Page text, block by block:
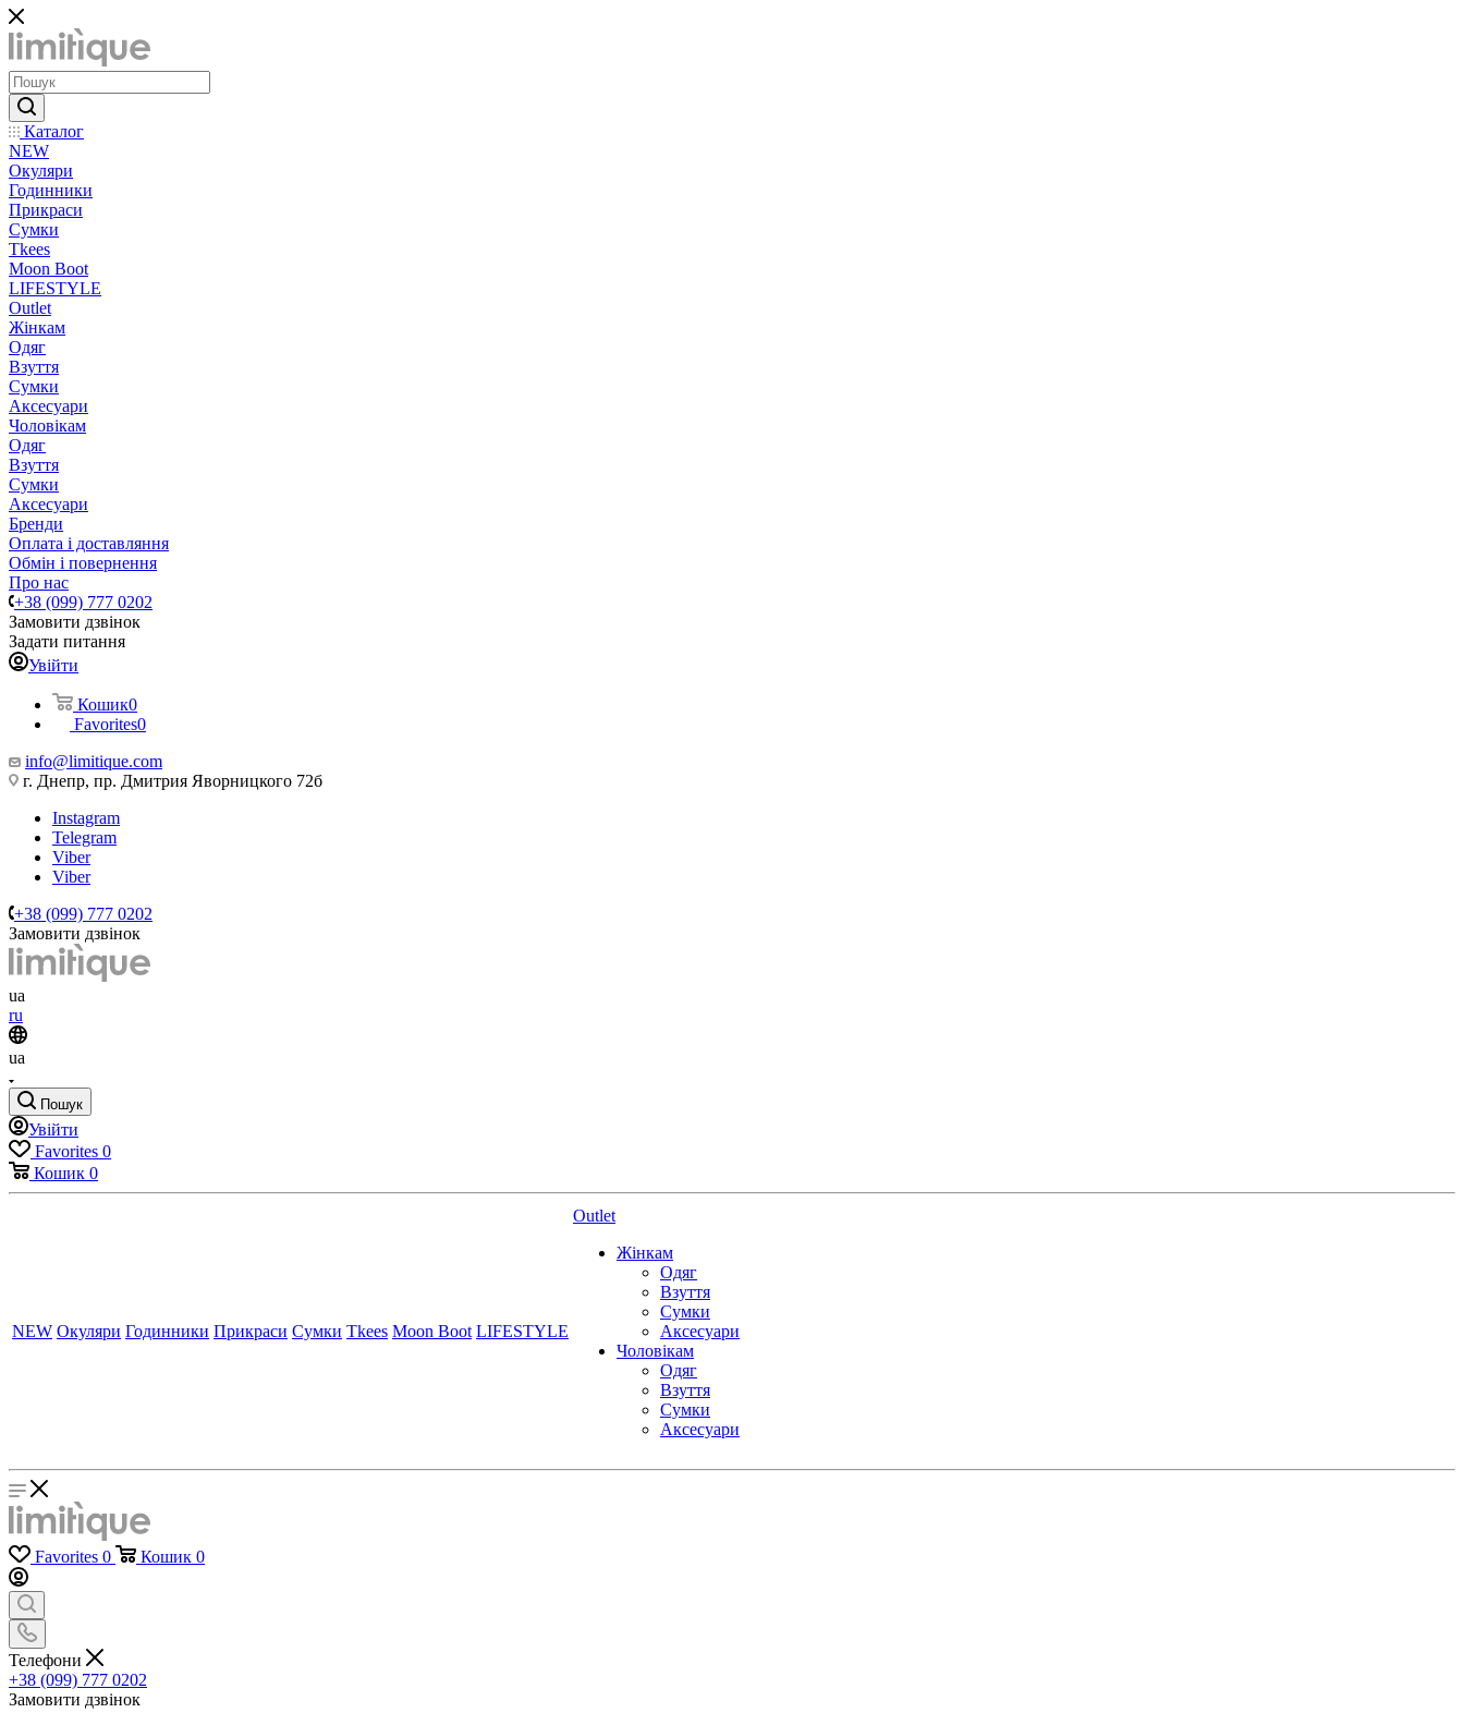
Каталог
NEW
Окуляри
Годинники
Прикраси
Сумки
Tkees
Moon Boot
LIFESTYLE
Outlet
Жінкам
Одяг
Взуття
Сумки
Аксесуари
Чоловікам
Одяг
Взуття
Сумки
Аксесуари
Бренди
Оплата і доставляння
Обмін і повернення
Про нас
+38 (099) 777 0202
Замовити дзвінок
Задати питання
Увійти
Кошик0
Favorites0
info@limitique.com
г. Днепр, пр. Дмитрия Яворницкого 72б
Instagram
Telegram
Viber
Viber
+38 (099) 777 0202
Замовити дзвінок
ua
ru
ua
Пошук
Увійти
Favorites 0
Кошик 0
NEW Окуляри Годинники Прикраси Сумки Tkees Moon Boot LIFESTYLE
Outlet
Жінкам
Одяг
Взуття
Сумки
Аксесуари
Чоловікам
Одяг
Взуття
Сумки
Аксесуари
Favorites 0 Кошик 0
Телефони
+38 (099) 777 0202
Замовити дзвінок